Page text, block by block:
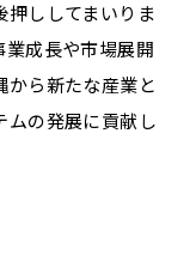
押ししてまいりま
業成長や市場展開
から新たな産業と
ムの発展に貢献し